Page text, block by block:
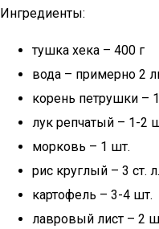
Ингредиенты:
тушка хека – 400 г
вода – примерно 2
корень петрушки –
лук репчатый – 1-2
морковь – 1 шт.
рис круглый – 3 ст. л.
картофель – 3-4 шт.
лавровый лист – 2